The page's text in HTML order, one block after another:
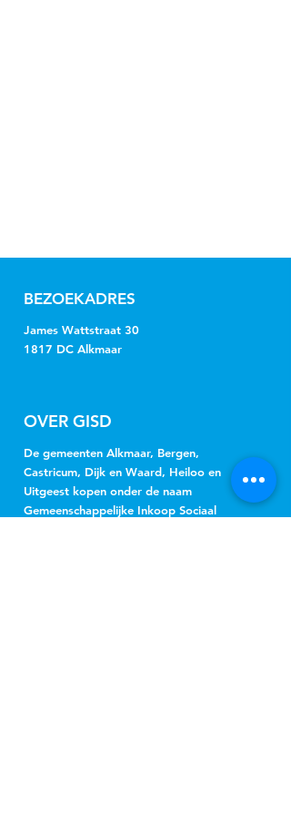
BEZOEKADRES
James Wattstraat 30
1817 DC Alkmaar
OVER GISD
De gemeenten Alkmaar, Bergen,
Castricum, Dijk en Waard, Heiloo en
Uitgeest kopen onder de naam
Gemeenschappelijke Inkoop Sociaal